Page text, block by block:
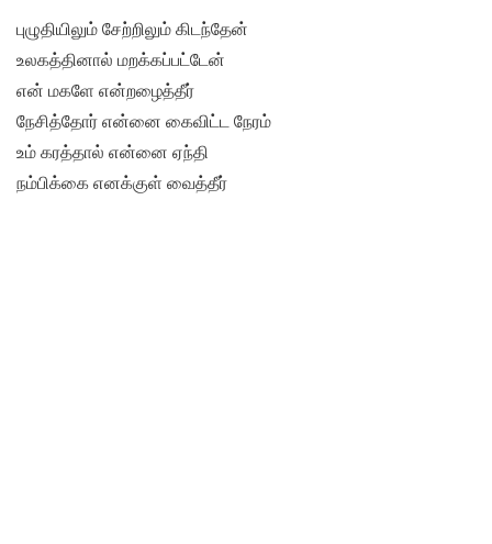
புழுதியிலும் சேற்றிலும் கிடந்தேன்
உலகத்தினால் மறக்கப்பட்டேன்
என் மகளே என்றழைத்தீர்
நேசித்தோர் என்னை கைவிட்ட நேரம்
உம் கரத்தால் என்னை ஏந்தி
நம்பிக்கை எனக்குள் வைத்தீர்